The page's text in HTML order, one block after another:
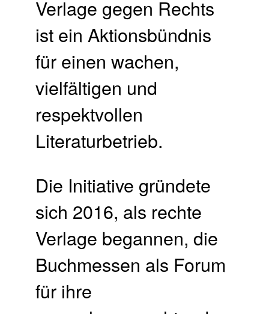
Verlage gegen Rechts
ist ein Aktionsbündnis
für einen wachen,
vielfältigen und
respektvollen
Literaturbetrieb.
Die Initiative gründete
sich 2016, als rechte
Verlage begannen, die
Buchmessen als Forum
für ihre